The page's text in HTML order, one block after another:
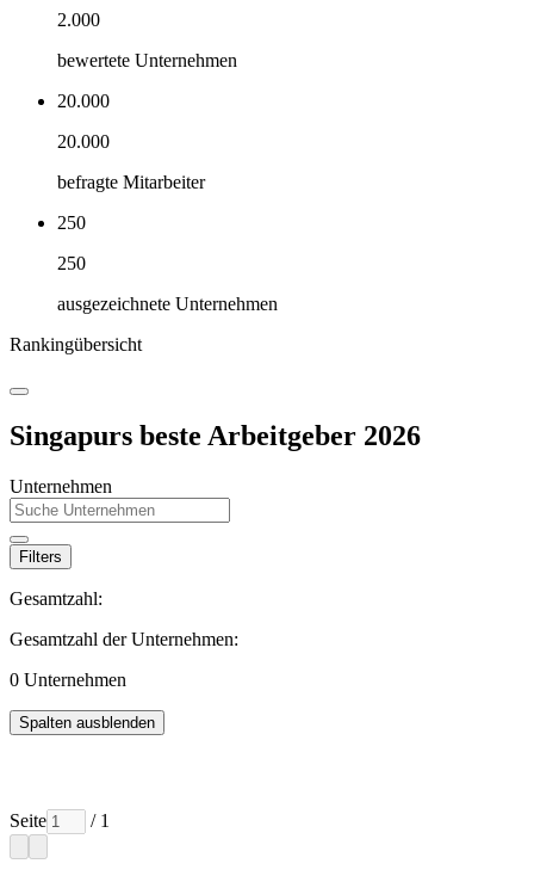
2.000
bewertete Unternehmen
20.000
20.000
befragte Mitarbeiter
250
250
ausgezeichnete Unternehmen
Rankingübersicht
Singapurs beste Arbeitgeber 2026
Unternehmen
Filters
Gesamtzahl:
Gesamtzahl der Unternehmen:
0 Unternehmen
Spalten ausblenden
Seite / 1